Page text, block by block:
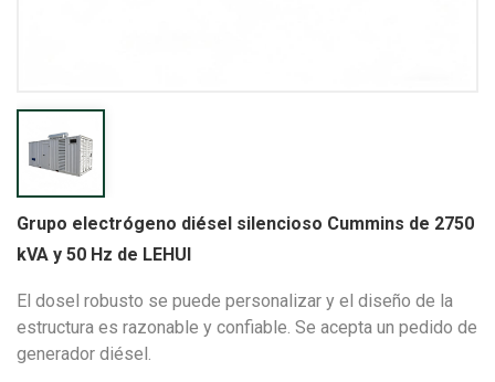
Grupo electrógeno diésel silencioso Cummins de 2750
kVA y 50 Hz de LEHUI
El dosel robusto se puede personalizar y el diseño de la
estructura es razonable y confiable. Se acepta un pedido de
generador diésel.